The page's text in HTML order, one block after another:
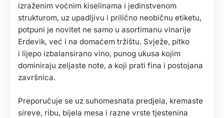
izraženim voćnim kiselinama i jedinstvenom
strukturom, uz upadljivu i prilično neobičnu etiketu,
potpuni je novitet ne samo u asortimanu vinarije
Erdevik, već i na domaćem tržištu. Svježe, pitko
i lijepo izbalansirano vino, punog ukusa kojim
dominiraju zeljaste note, a koji prati fina i postojana
završnica.
Preporučuje se uz suhomesnata predjela, kremaste
sireve, ribu, bijela mesa i razne vrste tjestenina